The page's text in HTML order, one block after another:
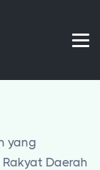
yang
Daerah